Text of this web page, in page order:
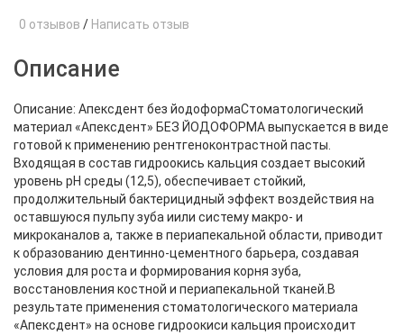
0 отзывов / Написать отзыв
Описание
Описание: Апексдент без йодоформаСтоматологический
материал «Апексдент» БЕЗ ЙОДОФОРМА выпускается в виде
готовой к применению рентгеноконтрастной пасты.
Входящая в состав гидроокись кальция создает высокий
уровень рН среды (12,5), обеспечивает стойкий,
продолжительный бактерицидный эффект воздействия на
оставшуюся пульпу зуба иили систему макро- и
микроканалов а, также в периапекальной области, приводит
к образованию дентинно-цементного барьера, создавая
условия для роста и формирования корня зуба,
восстановления костной и периапекальной тканей.В
результате применения стоматологического материала
«Апексдент» на основе гидроокиси кальция происходит